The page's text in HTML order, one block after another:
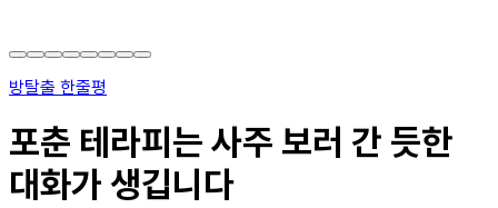
방탈출 한줄평
포춘 테라피는 사주 보러 간 듯한
대화가 생깁니다